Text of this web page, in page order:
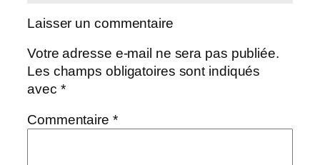
Laisser un commentaire
Votre adresse e-mail ne sera pas publiée.
Les champs obligatoires sont indiqués
avec *
Commentaire *